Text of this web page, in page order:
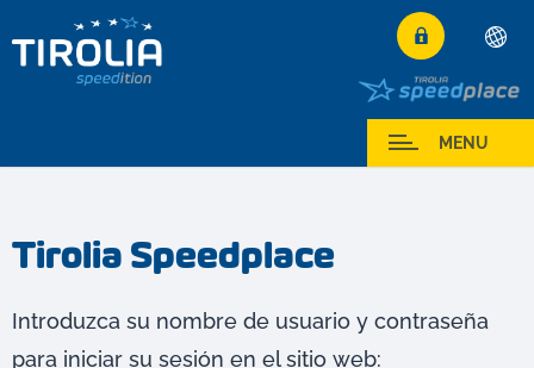
Deutsch
English
Français
Česky
Magyar
MENU
Tirolia Speedplace
Introduzca su nombre de usuario y contraseña
para iniciar su sesión en el sitio web: